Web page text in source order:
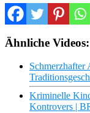
Ähnliche Videos:
Schmerzhafter
Kriminelle
Kontrovers |